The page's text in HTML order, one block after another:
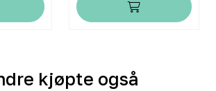
kjøpte også